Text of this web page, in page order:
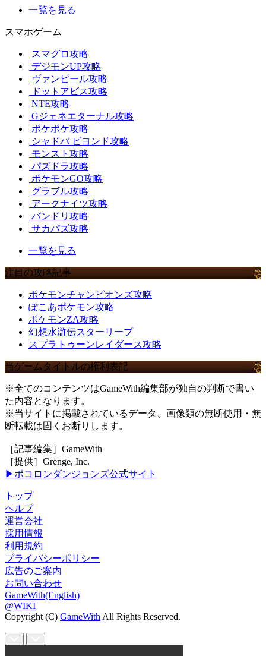
一覧を見る
スマホゲーム
スマグロ攻略
デジモンUP攻略
ヴァンピール攻略
ドットアビス攻略
NTE攻略
Gジェネエターナル攻略
ポケポケ攻略
シャドバ ビヨンド攻略
モンスト攻略
パズドラ攻略
ポケモンGO攻略
グラブル攻略
アークナイツ攻略
バンドリ攻略
サカパズ攻略
一覧を見る
注目の攻略記事
ポケモンチャンピオンズ攻略
ぽこあポケモン攻略
ポケモンZA攻略
幻想水滸伝スターリープ
スプラトゥーンレイダース攻略
当ゲームタイトルの権利表記
※全てのコンテンツはGameWith編集部が独自の判断で書い
た内容となります。
※当サイトに掲載されているデータ、画像類の無断使用・無
断転載は固くお断りします。
［記事編集］GameWith
［提供］Grenge, Inc.
▶ポコロンダンジョンズ公式サイト
トップ
ヘルプ
運営会社
採用情報
利用規約
プライバシーポリシー
広告のご案内
お問い合わせ
GameWith(English)
@WIKI
Copyright (C) GameWith All Rights Reserved.